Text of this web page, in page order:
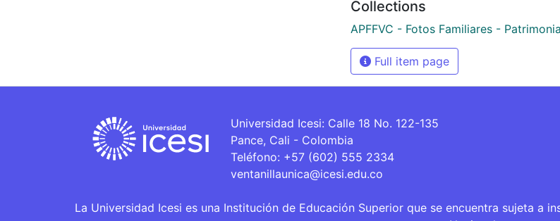
Collections
APFFVC - Fotos Familiares -
Full item page
Universidad Icesi: Calle 18 No. 122-135
Pance, Cali - Colombia
Teléfono: +57 (602) 555 2334
ventanillaunica@icesi.edu.co
La Universidad Icesi es una Institución de Educación Superior que se encuentra sujeta a